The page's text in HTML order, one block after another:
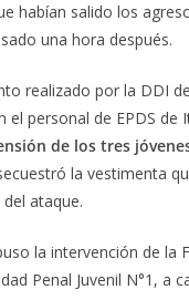
habían salido los
una hora después.
realizado por la DDI
el personal de EPDS de
de los tres
la vestimenta
ataque.
la intervención de la
Penal Juvenil N°1, a